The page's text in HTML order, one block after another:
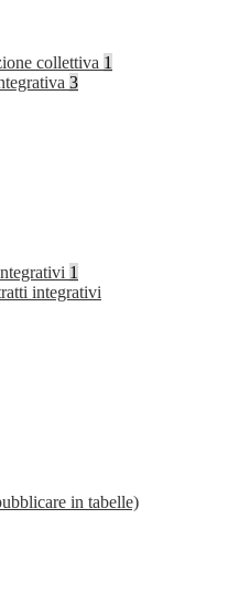
collettiva 1
3
1
integrativi
in tabelle)